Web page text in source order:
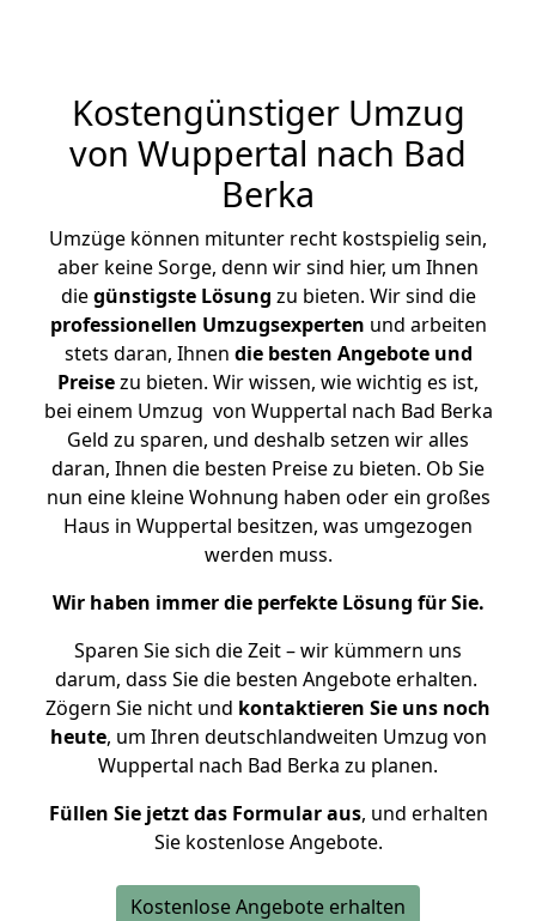
Kostengünstiger Umzug
von Wuppertal nach Bad
Berka
Umzüge können mitunter recht kostspielig sein,
aber keine Sorge, denn wir sind hier, um Ihnen
diegünstigste Lösung zu bieten. Wir sind die
professionellen Umzugsexperten und arbeiten
stets daran, Ihnen die besten Angebote und
Preisezu bieten. Wir wissen, wie wichtig es ist,
bei einem Umzug von Wuppertal nach Bad Berka
Geld zu sparen, und deshalb setzen wir alles
daran, Ihnen die besten Preise zu bieten. Ob Sie
nun eine kleine Wohnung haben oder ein großes
Haus in Wuppertal besitzen, was umgezogen
werden muss.
Wir haben immer die perfekte Lösung für Sie.
Sparen Sie sich die Zeit – wir kümmern uns
darum, dass Sie die besten Angebote erhalten.
Zögern Sie nicht und kontaktieren Sie uns noch
heute, um Ihren deutschlandweiten Umzug von
Wuppertal nach Bad Berka zu planen.
Füllen Sie jetzt das Formular aus, und erhalten
Sie kostenlose Angebote.
Kostenlose Angebote erhalten